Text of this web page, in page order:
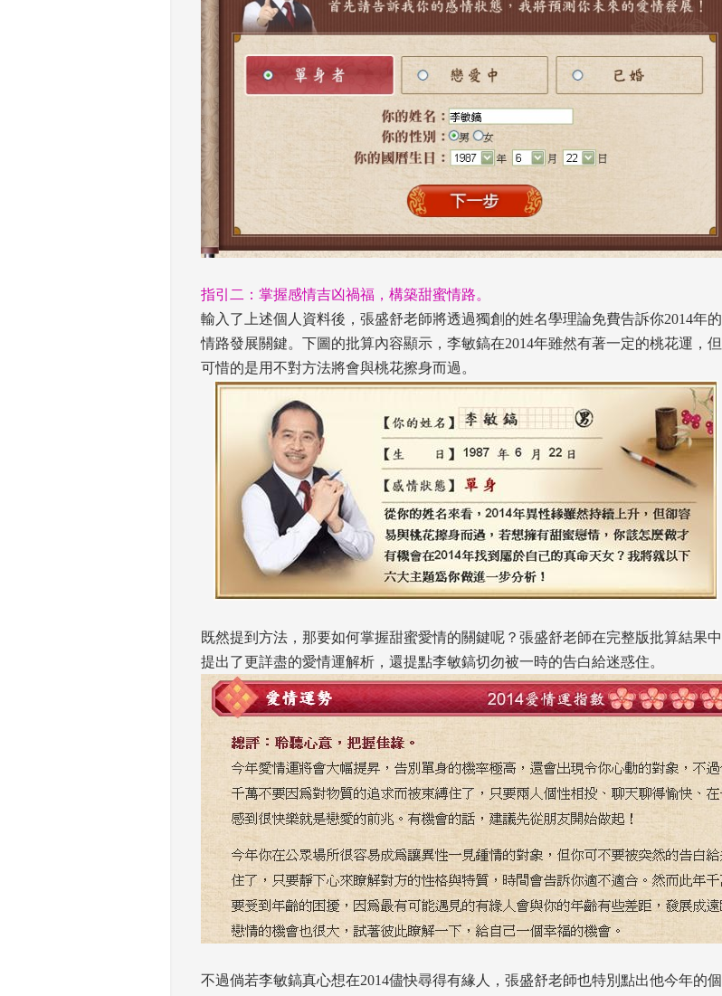
指引二：掌握感情吉凶禍福，構築甜蜜情路。
輸入了上述個人資料後，張盛舒老師將透過獨創的姓名學理論免費告訴你2014年的
情路發展關鍵。下圖的批算內容顯示，李敏鎬在2014年雖然有著一定的桃花運，但
可惜的是用不對方法將會與桃花擦身而過。
既然提到方法，那要如何掌握甜蜜愛情的關鍵呢？張盛舒老師在完整版批算結果中
提出了更詳盡的愛情運解析，還提點李敏鎬切勿被一時的告白給迷惑住。
不過倘若李敏鎬真心想在2014儘快尋得有緣人，張盛舒老師也特別點出他今年的個